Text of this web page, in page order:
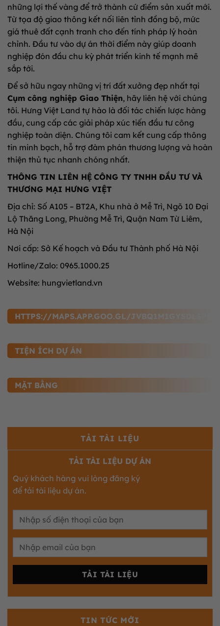
những lợi thế vàng để trở thành cứ điểm sản xuất mới.
Từ tọa độ giao thông kết nối liên tỉnh đồng bộ, mức
giá thuê đất cạnh tranh cho đến tính pháp lý hoàn
chỉnh. Đầu tư vào dự án thời điểm này giúp doanh
nghiệp đón đầu chu kỳ phát triển kinh tế mạnh mẽ
sắp tới.
Để sở hữu ngay những vị trí đất xưởng đẹp nhất tại
Cụm công nghiệp Giao Thiện, hãy liên hệ với chúng
tôi. Hưng Việt Land tự hào là đối tác chiến lược hàng
đầu, cung cấp các giải pháp xúc tiến đầu tư công
nghiệp toàn diện. Chúng tôi cam kết cung cấp thông
tin minh bạch, hỗ trợ đàm phán thương lượng và hoàn
thiện thủ tục nhanh chóng nhất.
THÔNG TIN LIÊN HỆ CÔNG TY TNHH ĐẦU TƯ VÀ
THƯƠNG MẠI HƯNG VIỆT
Địa chỉ: Số A105 – BT2A, Khu nhà ở Mễ Trì, Ngõ 10 Đại
Lộ Thăng Long, Phường Mễ Trì, Quận Nam Từ Liêm,
Hà Nội
Nơi cấp: Sở Kế hoạch và Đầu tư Thành phố Hà Nội
Hotline/Zalo: 0965.1000.25
Website: hungvietland.vn
HTTPS://MAPS.APP.GOO.GL/
TIỆN ÍCH DỰ ÁN
MẶT BẰNG
TẢI TÀI LIỆU
TẢI TÀI LIỆU DỰ ÁN
Quý khách hàng vui lòng đăng ký
để tải tài liệu dự án.
TIN TỨC MỚI